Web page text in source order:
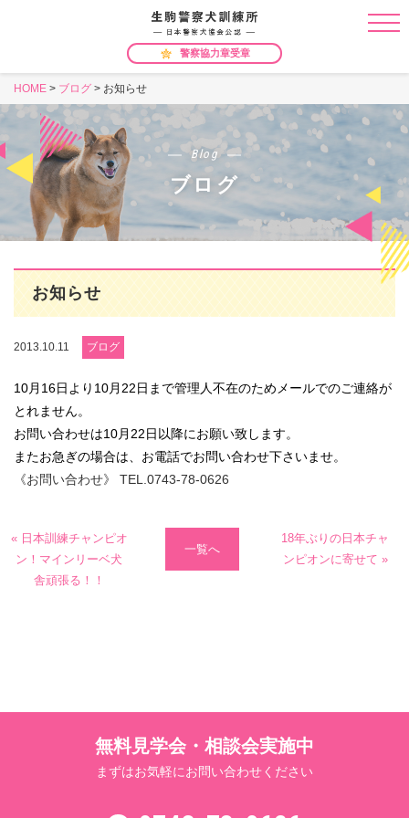
警察協力章受章
HOME > ブログ > お知らせ
Blog
ブログ
お知らせ
2013.10.11 ブログ
10月16日より10月22日まで管理人不在のためメールでのご連絡が
とれません。
お問い合わせは10月22日以降にお願い致します。
またお急ぎの場合は、お電話でお問い合わせ下さいませ。
《お問い合わせ》 TEL.0743-78-0626
« 日本訓練チャンピオ
ン！マインリーベ犬
舎頑張る！！
一覧へ
18年ぶりの日本チャ
ンピオンに寄せて »
無料見学会・相談会実施中
まずはお気軽にお問い合わせください
0743-78-0626